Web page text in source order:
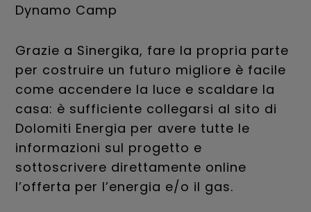
Dynamo Camp
Grazie a Sinergika, fare la propria parte
per costruire un futuro migliore è facile
come accendere la luce e scaldare la
casa: è sufficiente collegarsi al sito di
Dolomiti Energia per avere tutte le
informazioni sul progetto e
sottoscrivere direttamente online
l’offerta per l’energia e/o il gas.